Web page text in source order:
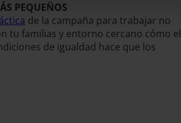
PEQUEÑOS
de la campaña para trabajar no
tu familias y entorno cercano cómo el
de igualdad hace que los